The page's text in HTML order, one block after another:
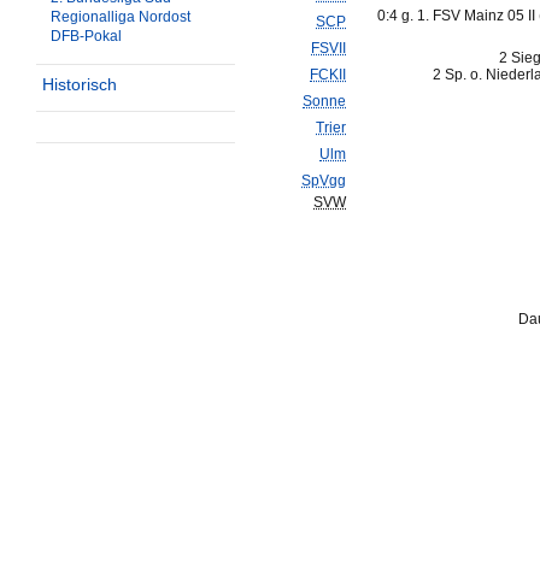
Regionalliga Nordost
DFB-Pokal
Historisch
SCP
FSVII
FCKII
Sonne
Trier
Ulm
SpVgg
SVW
0:4 g. 1. FSV Mainz 05 II
2
2 Sp. o.